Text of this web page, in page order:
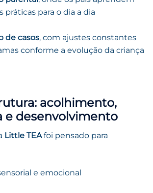
práticas para o dia a dia
de casos, com ajustes constantes
conforme a evolução da criança
acolhimento,
e desenvolvimento
Little TEAfoi pensado para
e emocional